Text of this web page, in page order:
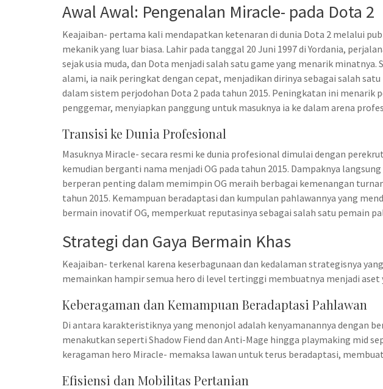
Awal Awal: Pengenalan Miracle- pada Dota 2
Keajaiban- pertama kali mendapatkan ketenaran di dunia Dota 2 melalui
mekanik yang luar biasa. Lahir pada tanggal 20 Juni 1997 di Yordania,
sejak usia muda, dan Dota menjadi salah satu game yang menarik minatnya.
alami, ia naik peringkat dengan cepat, menjadikan dirinya sebagai salah
dalam sistem perjodohan Dota 2 pada tahun 2015. Peningkatan ini menarik
penggemar, menyiapkan panggung untuk masuknya ia ke dalam arena
Transisi ke Dunia Profesional
Masuknya Miracle- secara resmi ke dunia profesional dimulai dengan
kemudian berganti nama menjadi OG pada tahun 2015. Dampaknya
berperan penting dalam memimpin OG meraih berbagai kemenangan
tahun 2015. Kemampuan beradaptasi dan kumpulan pahlawannya yang
bermain inovatif OG, memperkuat reputasinya sebagai salah satu pemain
Strategi dan Gaya Bermain Khas
Keajaiban- terkenal karena keserbagunaan dan kedalaman strategisnya
memainkan hampir semua hero di level tertinggi membuatnya menjadi
Keberagaman dan Kemampuan Beradaptasi Pahlawan
Di antara karakteristiknya yang menonjol adalah kenyamanannya dengan
menakutkan seperti Shadow Fiend dan Anti-Mage hingga playmaking mid
keragaman hero Miracle- memaksa lawan untuk terus beradaptasi,
Efisiensi dan Mobilitas Pertanian